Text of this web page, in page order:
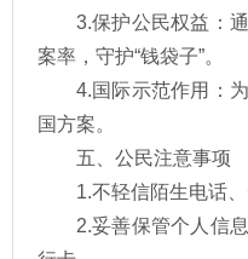
3.保护公民权益：
案率，守护“钱袋子”。
4.国际示范作用：
国方案。
五、公民注意事项
1.不轻信陌生电话
2.妥善保管个人信